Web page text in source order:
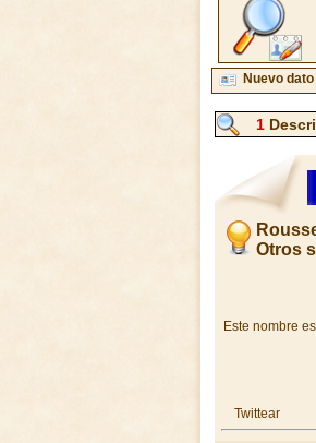
Nuevo
1
Otros
Este nombre
Twittear